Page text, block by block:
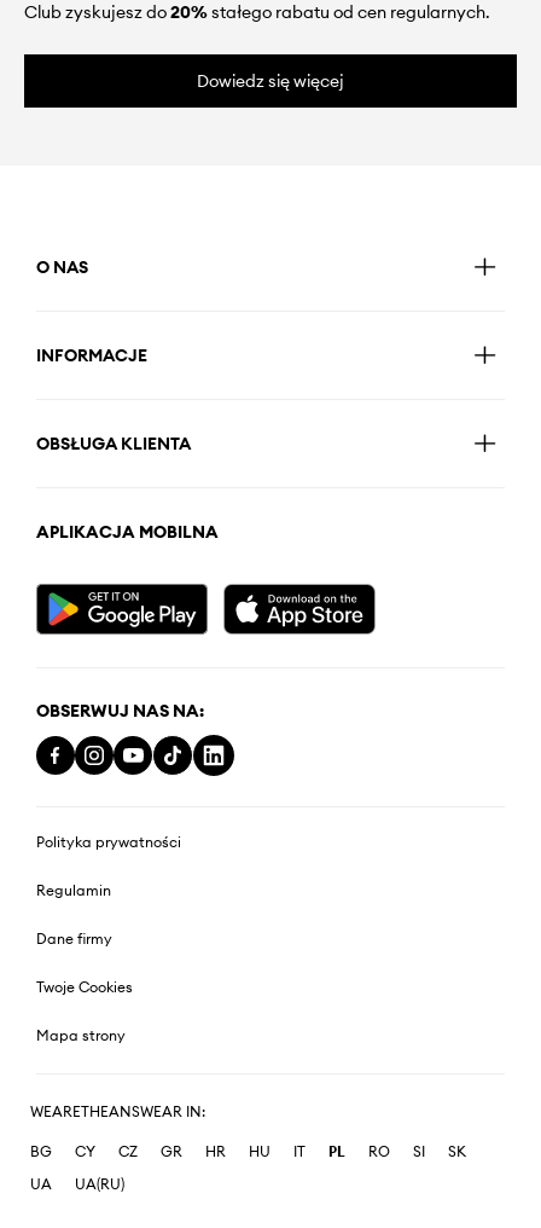
Club zyskujesz do20%stałego rabatu od cen regularnych.
Dowiedz się więcej
O NAS
INFORMACJE
OBSŁUGA KLIENTA
APLIKACJA MOBILNA
OBSERWUJ NAS NA:
Polityka prywatności
Regulamin
Dane firmy
Twoje Cookies
Mapa strony
WEARETHEANSWEAR IN:
BG CY CZ GR HR HU IT PL RO SI
SK
UA
UA(RU)